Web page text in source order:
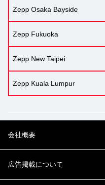
Zepp Osaka Bayside
Zepp Fukuoka
Zepp New Taipei
Zepp Kuala Lumpur
会社概要
広告掲載について